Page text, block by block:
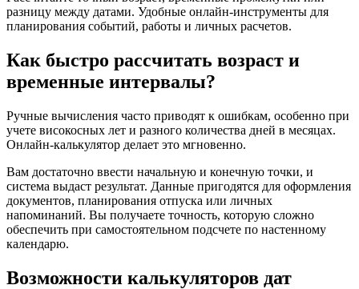
разницу между датами. Удобные онлайн-инструменты для
планирования событий, работы и личных расчетов.
Как быстро рассчитать возраст и
временные интервалы?
Ручные вычисления часто приводят к ошибкам, особенно при
учете високосных лет и разного количества дней в месяцах.
Онлайн-калькулятор делает это мгновенно.
Вам достаточно ввести начальную и конечную точки, и
система выдаст результат. Данные пригодятся для оформления
документов, планирования отпуска или личных
напоминаний. Вы получаете точность, которую сложно
обеспечить при самостоятельном подсчете по настенному
календарю.
Возможности калькуляторов дат